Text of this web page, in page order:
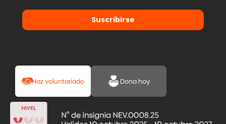
Suscribirse
Haz voluntariado Dona hoy